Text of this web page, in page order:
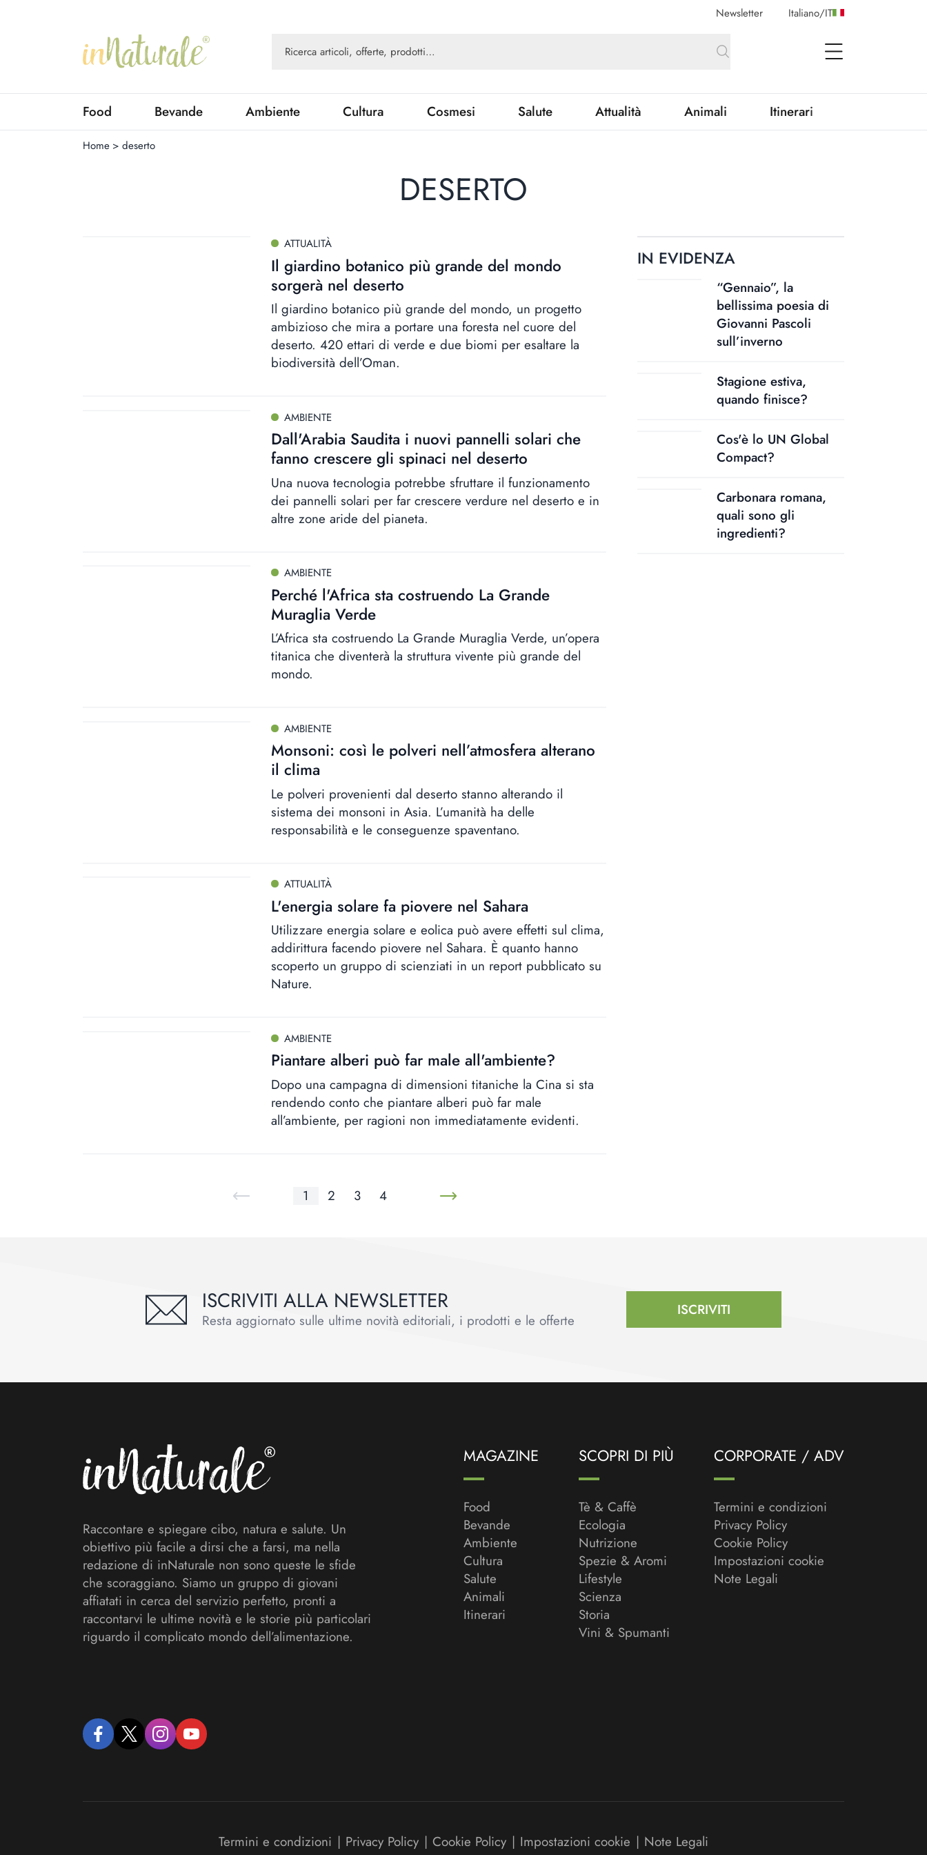
Newsletter Italiano/IT
open Menu
Food Bevande Ambiente Cultura Cosmesi Salute Attualità Animali Itinerari
Home > deserto
DESERTO
ATTUALITÀ
Il giardino botanico più grande del mondo
sorgerà nel deserto
Il giardino botanico più grande del mondo, un progetto
ambizioso che mira a portare una foresta nel cuore del
deserto. 420 ettari di verde e due biomi per esaltare la
biodiversità dell’Oman.
AMBIENTE
Dall'Arabia Saudita i nuovi pannelli solari che
fanno crescere gli spinaci nel deserto
Una nuova tecnologia potrebbe sfruttare il funzionamento
dei pannelli solari per far crescere verdure nel deserto e in
altre zone aride del pianeta.
AMBIENTE
Perché l'Africa sta costruendo La Grande
Muraglia Verde
L’Africa sta costruendo La Grande Muraglia Verde, un’opera
titanica che diventerà la struttura vivente più grande del
mondo.
AMBIENTE
Monsoni: così le polveri nell’atmosfera alterano
il clima
Le polveri provenienti dal deserto stanno alterando il
sistema dei monsoni in Asia. L’umanità ha delle
responsabilità e le conseguenze spaventano.
ATTUALITÀ
L'energia solare fa piovere nel Sahara
Utilizzare energia solare e eolica può avere effetti sul clima,
addirittura facendo piovere nel Sahara. È quanto hanno
scoperto un gruppo di scienziati in un report pubblicato su
Nature.
AMBIENTE
Piantare alberi può far male all'ambiente?
Dopo una campagna di dimensioni titaniche la Cina si sta
rendendo conto che piantare alberi può far male
all’ambiente, per ragioni non immediatamente evidenti.
1 2 3 4
IN EVIDENZA
“Gennaio”, la
bellissima poesia di
Giovanni Pascoli
sull’inverno
Stagione estiva,
quando finisce?
Cos'è lo UN Global
Compact?
Carbonara romana,
quali sono gli
ingredienti?
ISCRIVITI ALLA NEWSLETTER
Resta aggiornato sulle ultime novità editoriali, i prodotti e le offerte
ISCRIVITI
Raccontare e spiegare cibo, natura e salute. Un
obiettivo più facile a dirsi che a farsi, ma nella
redazione di inNaturale non sono queste le sfide
che scoraggiano. Siamo un gruppo di giovani
affiatati in cerca del servizio perfetto, pronti a
raccontarvi le ultime novità e le storie più particolari
riguardo il complicato mondo dell’alimentazione.
facebooktwitter instagramyoutube
MAGAZINE
Food
Bevande
Ambiente
Cultura
Salute
Animali
Itinerari
SCOPRI DI PIÙ
Tè & Caffè
Ecologia
Nutrizione
Spezie & Aromi
Lifestyle
Scienza
Storia
Vini & Spumanti
CORPORATE / ADV
Termini e condizioni
Privacy Policy
Cookie Policy
Impostazioni cookie
Note Legali
Termini e condizioni | Privacy Policy | Cookie Policy | Impostazioni cookie | Note Legali